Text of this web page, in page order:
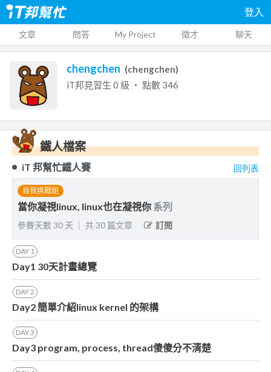
登入
文章 問答 My Project 徵才 聊天
chengchen (chengchen)
iT邦見習生 0 級 ‧ 點數 346
鐵人檔案
iT 邦幫忙鐵人賽 回列表
自我挑戰組
當你凝視linux, linux也在凝視你 系列
參賽天數30 天 共30 篇文章 訂閱
DAY 1
Day1 30天計畫總覽
DAY2
Day2 簡單介紹linux kernel 的架構
DAY3
Day3 program, process, thread傻傻分不清楚